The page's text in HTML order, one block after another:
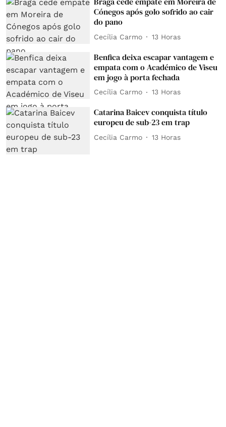
Cónegos após golo sofrido ao cair
do pano
Cecília Carmo 13 Horas
Benfica deixa escapar vantagem e
empata com o Académico de Viseu
em jogo à porta fechada
Cecília Carmo 13 Horas
Catarina Baicev conquista título
europeu de sub-23 em trap
Cecília Carmo 13 Horas